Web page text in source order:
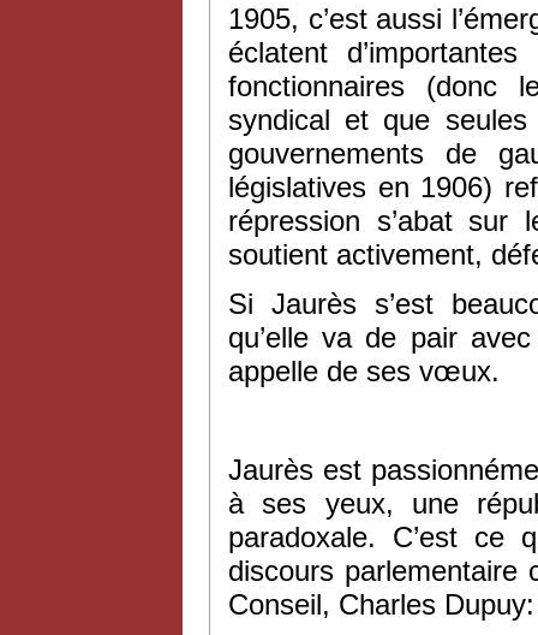
1905, c’est aussi
éclatent
fonctionnaires (donc
syndical et que
gouvernements de
législatives en 1906)
répression s’abat sur
soutient activement,
Si Jaurès s’est
qu’elle va de pair
appelle de ses vœux.
Jaurès est
à ses yeux, une
paradoxale. C’est ce
discours parlementaire
Conseil, Charles Dupuy: